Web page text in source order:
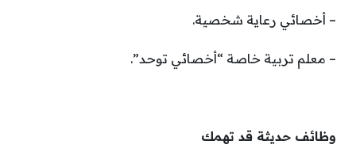
– أخصائي رعاية شخصية.
– معلم تربية خاصة “أخصائي توحد”.
وظائف حديثة قد تهمك